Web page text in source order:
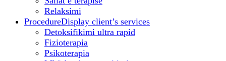
Relaksimi
ProcedureDisplay client’s services
Detoksifikimi ultra rapid
Fizioterapia
Psikoterapia